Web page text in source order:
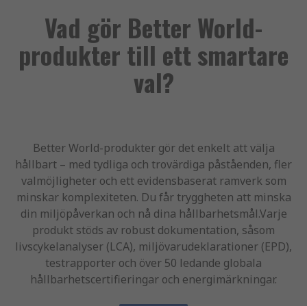
Vad gör Better World-
produkter till ett smartare
val?
Better World-produkter gör det enkelt att välja
hållbart – med tydliga och trovärdiga påståenden, fler
valmöjligheter och ett evidensbaserat ramverk som
minskar komplexiteten. Du får tryggheten att minska
din miljöpåverkan och nå dina hållbarhetsmål.Varje
produkt stöds av robust dokumentation, såsom
livscykelanalyser (LCA), miljövarudeklarationer (EPD),
testrapporter och över 50 ledande globala
hållbarhetscertifieringar och energimärkningar.